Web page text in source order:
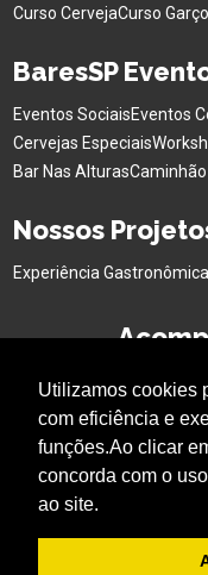
Utilizamos cookies
com eficiência e
funções.Ao clicar
concorda com o
ao site.
Curso CervejaCurso
BaresSP
Eventos SociaisEventos
Cervejas Especiais
Bar Nas Alturas
Nossos
Experiência Gastronômica